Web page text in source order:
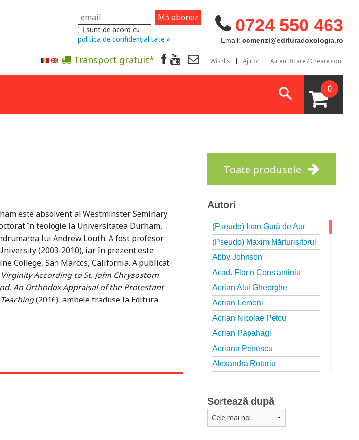
0724 550 463
Email: comenzi@edituradoxologia.ro
sunt de acord cu
politica de confidențialitate »
Transport gratuit* Wishlist Ajutor Autentificare / Creare cont
0
este absolvent al Westminster Seminary
în teologie la Universitatea Durham,
lui Andrew Louth. A fost profesor
(2003-2010), iar în prezent este
College, San Marcos, California. A publicat
According to St. John Chrysostom
An Orthodox Appraisal of the Protestant
(2016), ambele traduse la Editura
Toate produsele
Autori
(Pseudo) Ioan Gură de Aur
(Pseudo) Maxim Mărturisitorul
Abby Johnson
Acad. Florin Constantiniu
Adrian Alui Gheorghe
Adrian Lemeni
Adrian Nicolae Petcu
Adrian Papahagi
Adriana Petrescu
Alexandra Rotariu
Alexandru Elian
Alexandru Huțanu
Sortează după